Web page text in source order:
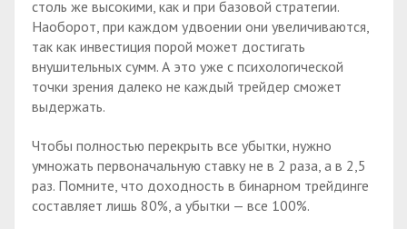
столь же высокими, как и при базовой стратегии.
Наоборот, при каждом удвоении они увеличиваются,
так как инвестиция порой может достигать
внушительных сумм. А это уже с психологической
точки зрения далеко не каждый трейдер сможет
выдержать.
Чтобы полностью перекрыть все убытки, нужно
умножать первоначальную ставку не в 2 раза, а в 2,5
раз. Помните, что доходность в бинарном трейдинге
составляет лишь 80%, а убытки — все 100%.